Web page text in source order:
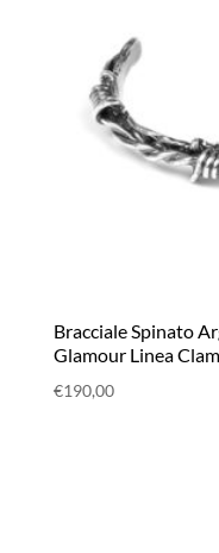
Bracciale Spinato
Glamour Linea
€190,00